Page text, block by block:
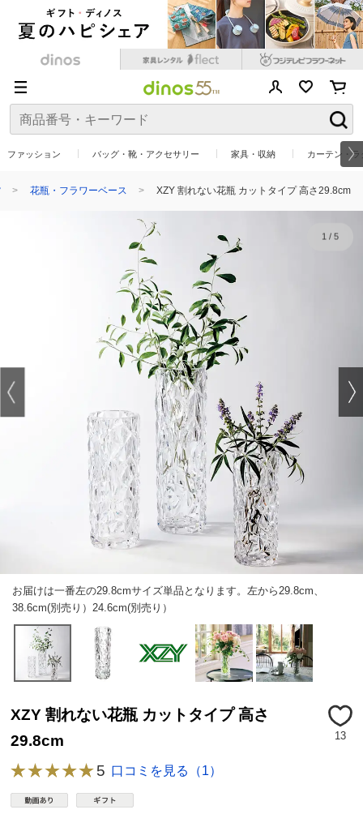
ファッション バッグ・靴・アクセサリー 家具・収納 カーテン・
花瓶・フラワーベース XZY 割れない花瓶 カットタイプ 高さ29.8cm
お届けは一番左の29.8cmサイズ単品となります。左から29.8cm、
38.6cm(別売り）24.6cm(別売り）
1/ 5
XZY 割れない花瓶 カットタイプ 高さ
29.8cm
13
5 口コミを見る（1）